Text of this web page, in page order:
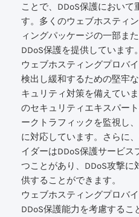
ことで、DDoS保護において
す。多くのウェブホスティ
ィングパッケージの一部ま
DDoS保護を提供しています。
ウェブホスティングプロバ
検出し緩和するための堅牢
キュリティ対策を備えてい
のセキュリティエキスパー
ークトラフィックを監視し
に対応しています。さらに
イダーはDDoS保護サービ
つことがあり、DDoS攻撃に
供することができます。
ウェブホスティングプロバ
DDoS保護能力を考慮する